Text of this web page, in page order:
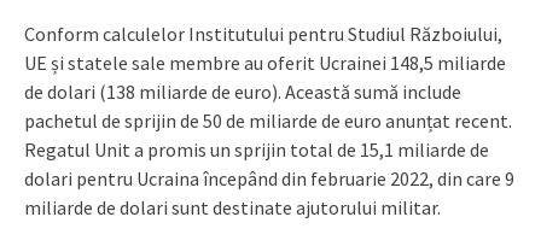
Conform calculelor Institutului pentru Studiul Războiului,
UE și statele sale membre au oferit Ucrainei 148,5 miliarde
de dolari (138 miliarde de euro). Această sumă include
pachetul de sprijin de 50 de miliarde de euro anunțat recent.
Regatul Unit a promis un sprijin total de 15,1 miliarde de
dolari pentru Ucraina începând din februarie 2022, din care 9
miliarde de dolari sunt destinate ajutorului militar.